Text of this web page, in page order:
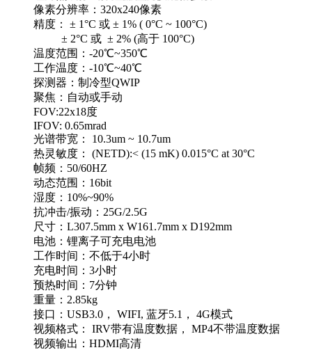
像素分辨率：320x240像素
精度： ± 1°C 或 ± 1% ( 0°C ~ 100°C)
± 2°C 或 ± 2% (高于 100°C)
温度范围：-20℃~350℃
工作温度：-10℃~40℃
探测器：制冷型QWIP
聚焦：自动或手动
FOV:22x18度
IFOV: 0.65mrad
光谱带宽： 10.3um ~ 10.7um
热灵敏度： (NETD):< (15 mK) 0.015°C at 30°C
帧频：50/60HZ
动态范围：16bit
湿度：10%~90%
抗冲击/振动：25G/2.5G
尺寸：L307.5mm x W161.7mm x D192mm
电池：锂离子可充电电池
工作时间：不低于4小时
充电时间：3小时
预热时间：7分钟
重量：2.85kg
接口：USB3.0， WIFI, 蓝牙5.1， 4G模式
视频格式： IRV带有温度数据， MP4不带温度数据
视频输出：HDMI高清